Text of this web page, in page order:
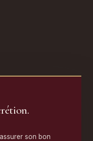
son bon